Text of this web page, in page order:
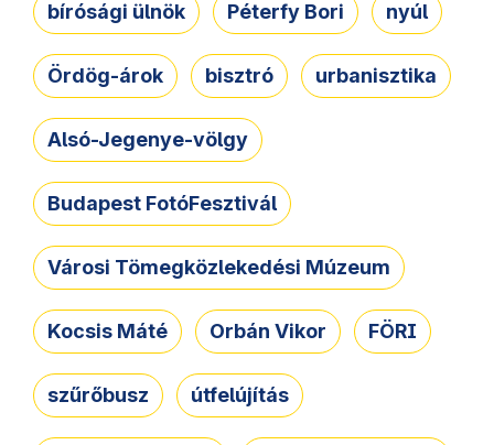
bírósági ülnök Péterfy Bori nyúl
Ördög-árok bisztró urbanisztika
Alsó-Jegenye-völgy
Budapest FotóFesztivál
Városi Tömegközlekedési Múzeum
Kocsis Máté Orbán Vikor FÖRI
szűrőbusz útfelújítás